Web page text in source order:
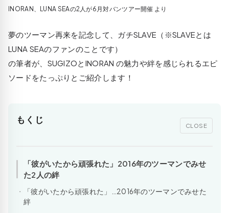
INORAN、LUNA SEAの2人が6月対バンツアー開催 より
夢のツーマン再来を記念して、ガチSLAVE（※SLAVEとは
LUNA SEAのファンのことです）
の筆者が、SUGIZOとINORAN の魅力や絆を感じられるエピ
ソードをたっぷりとご紹介します！
もくじ
CLOSE
「彼がいたから頑張れた」2016年のツーマンでみせ
た2人の絆
「彼がいたから頑張れた」…2016年のツーマンでみせた
絆